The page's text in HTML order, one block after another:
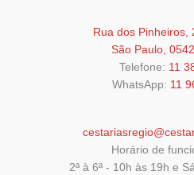
ser
na
Rua dos Pinheiros,
São Paulo,
Telefone: 11
WhatsApp: 11
Horário de
2ª à 6ª - 10h às 19h e